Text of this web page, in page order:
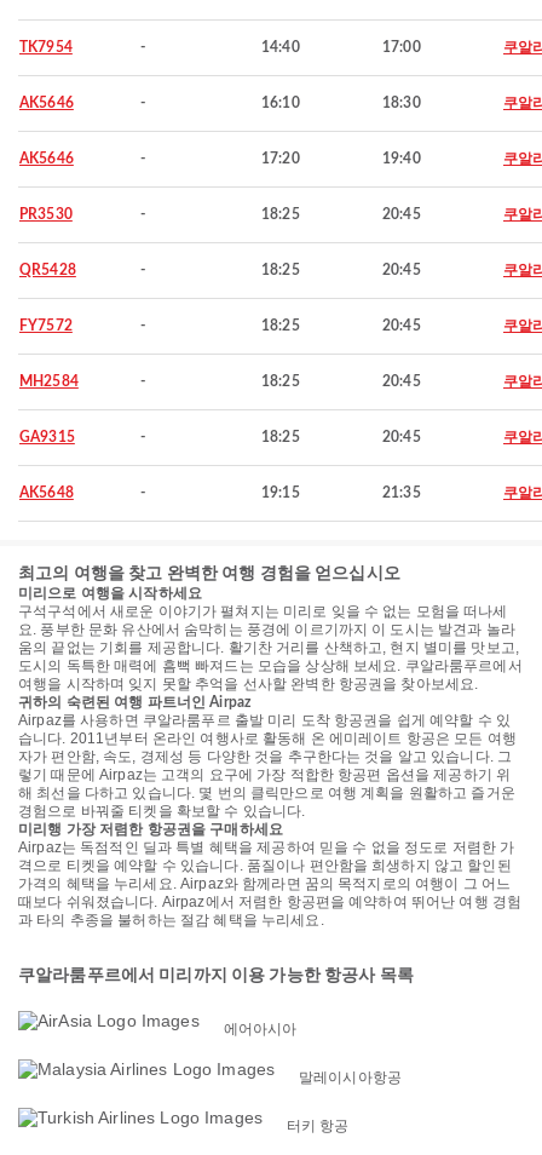
TK7954 - 14:40 17:00 쿠알
AK5646 - 16:10 18:30 쿠알
AK5646 - 17:20 19:40 쿠알
PR3530 - 18:25 20:45 쿠알
QR5428 - 18:25 20:45 쿠알
FY7572 - 18:25 20:45 쿠알
MH2584 - 18:25 20:45 쿠알
GA9315 - 18:25 20:45 쿠알
AK5648 - 19:15 21:35 쿠알
최고의 여행을 찾고 완벽한 여행 경험을 얻으십시오
미리으로 여행을 시작하세요
구석구석에서 새로운 이야기가 펼쳐지는 미리로 잊을 수 없는 모험을 떠나세
요. 풍부한 문화 유산에서 숨막히는 풍경에 이르기까지 이 도시는 발견과 놀라
움의 끝없는 기회를 제공합니다. 활기찬 거리를 산책하고, 현지 별미를 맛보고,
도시의 독특한 매력에 흠뻑 빠져드는 모습을 상상해 보세요. 쿠알라룸푸르에서
여행을 시작하며 잊지 못할 추억을 선사할 완벽한 항공권을 찾아보세요.
귀하의 숙련된 여행 파트너인 Airpaz
Airpaz를 사용하면 쿠알라룸푸르 출발 미리 도착 항공권을 쉽게 예약할 수 있
습니다. 2011년부터 온라인 여행사로 활동해 온 에미레이트 항공은 모든 여행
자가 편안함, 속도, 경제성 등 다양한 것을 추구한다는 것을 알고 있습니다. 그
렇기 때문에 Airpaz는 고객의 요구에 가장 적합한 항공편 옵션을 제공하기 위
해 최선을 다하고 있습니다. 몇 번의 클릭만으로 여행 계획을 원활하고 즐거운
경험으로 바꿔줄 티켓을 확보할 수 있습니다.
미리행 가장 저렴한 항공권을 구매하세요
Airpaz는 독점적인 딜과 특별 혜택을 제공하여 믿을 수 없을 정도로 저렴한 가
격으로 티켓을 예약할 수 있습니다. 품질이나 편안함을 희생하지 않고 할인된
가격의 혜택을 누리세요. Airpaz와 함께라면 꿈의 목적지로의 여행이 그 어느
때보다 쉬워졌습니다. Airpaz에서 저렴한 항공편을 예약하여 뛰어난 여행 경험
과 타의 추종을 불허하는 절감 혜택을 누리세요.
쿠알라룸푸르에서 미리까지 이용 가능한 항공사 목록
에어아시아
말레이시아항공
터키 항공